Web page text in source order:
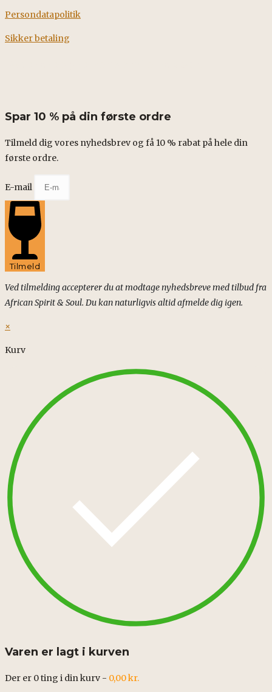
Persondatapolitik
Sikker betaling
Spar 10 % på din første ordre
Tilmeld dig vores nyhedsbrev og få 10 % rabat på hele din
første ordre.
E-mail
Tilmeld
Ved tilmelding accepterer du at modtage nyhedsbreve med tilbud fra
African Spirit & Soul. Du kan naturligvis altid afmelde dig igen.
×
Kurv
Varen er lagt i kurven
Der er 0ting i din kurv - 0,00kr.